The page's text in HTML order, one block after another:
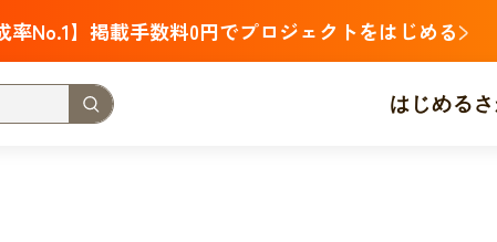
率No.1】掲載手数料0円でプロジェクトをはじめる
はじめる